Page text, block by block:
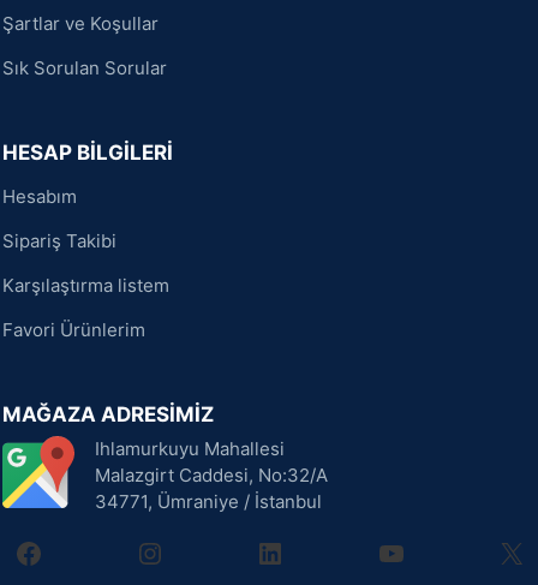
Şartlar ve Koşullar
Sık Sorulan Sorular
HESAP BİLGİLERİ
Hesabım
Sipariş Takibi
Karşılaştırma listem
Favori Ürünlerim
MAĞAZA ADRESİMİZ
Ihlamurkuyu Mahallesi
Malazgirt Caddesi, No:32/A
34771, Ümraniye / İstanbul
facebookinstagramlinkedin youtube X